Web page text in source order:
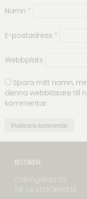
Namn *
E-postadress *
Webbplats
Spara mitt namn,
denna webbläsare till
kommentar.
BUTIKEN
Odengatan 23
114 24 STOCKHOLM